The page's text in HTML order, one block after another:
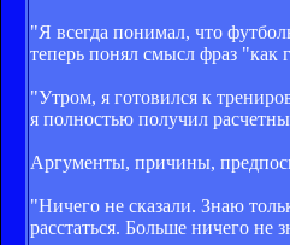
"Я всегда понимал, что
теперь понял смысл фраз "как
"Утром, я готовился к
я полностью получил
Аргументы, причины,
"Ничего не сказали. Знаю
расстаться. Больше ничего не